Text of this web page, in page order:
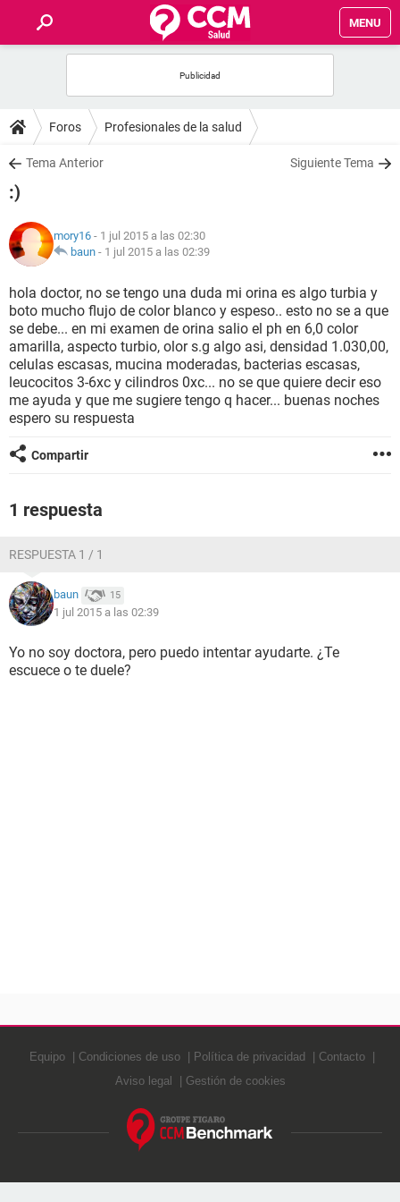
MENU
FOROS
SALUD
FAMILIA
NUTRICIÓN
BIENESTAR
SEXUALIDAD
GLOSARIO
Foros Profesionales de la salud
Tema Anterior Siguiente Tema
:)
mory16 - 1 jul 2015 a las 02:30
baun - 1 jul 2015 a las 02:39
hola doctor, no se tengo una duda mi orina es algo turbia y
boto mucho flujo de color blanco y espeso.. esto no se a que
se debe... en mi examen de orina salio el ph en 6,0 color
amarilla, aspecto turbio, olor s.g algo asi, densidad 1.030,00,
celulas escasas, mucina moderadas, bacterias escasas,
leucocitos 3-6xc y cilindros 0xc... no se que quiere decir eso
me ayuda y que me sugiere tengo q hacer... buenas noches
espero su respuesta
Compartir
1 respuesta
RESPUESTA 1 / 1
baun 15
1 jul 2015 a las 02:39
Yo no soy doctora, pero puedo intentar ayudarte. ¿Te
escuece o te duele?
Equipo Condiciones de uso Política de privacidad
Contacto
Aviso legal
Gestión de cookies